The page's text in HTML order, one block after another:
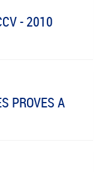
- 2010
PROVES A